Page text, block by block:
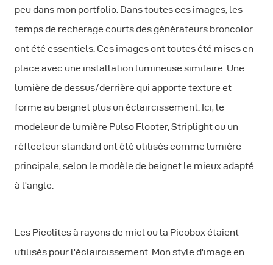
peu dans mon portfolio. Dans toutes ces images, les
temps de recherage courts des générateurs broncolor
ont été essentiels. Ces images ont toutes été mises en
place avec une installation lumineuse similaire. Une
lumière de dessus/derrière qui apporte texture et
forme au beignet plus un éclaircissement. Ici, le
modeleur de lumière Pulso Flooter, Striplight ou un
réflecteur standard ont été utilisés comme lumière
principale, selon le modèle de beignet le mieux adapté
à l'angle.
Les Picolites à rayons de miel ou la Picobox étaient
utilisés pour l'éclaircissement. Mon style d'image en